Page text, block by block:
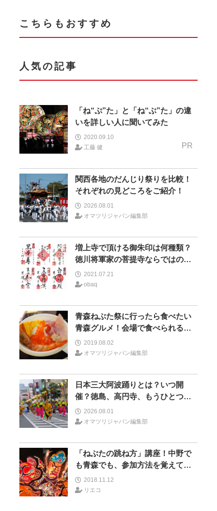
こちらもおすすめ
人気の記事
「ね“ぷ”た」と「ね“ぶ”た」の違
いを詳しい人に聞いてみた
2020.09.10
工藤 健
PR
関西各地のだんじり祭りを比較！
それぞれの見どころをご紹介！
2026.08.01
オマツリジャパン編集部
増上寺で頂ける御朱印は何種類？
徳川将軍家の菩提寺ならではの御
朱印も！
2021.07.21
obaq
青森ねぶた祭に行ったら食べたい
青森グルメ！会場で食べられるグ
ルメは？
2019.08.02
オマツリジャパン編集部
日本三大阿波踊りとは？いつ開
催？徳島、高円寺、もうひとつは
どこ？
2026.08.01
オマツリジャパン編集部
「ねぶたの跳ね方」講座！中野で
も青森でも、参加方法を覚えてみ
んなでラッセラー！
2018.11.12
リエコ